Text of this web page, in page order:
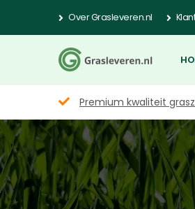
Over Grasleveren.nl
Premium kwaliteit